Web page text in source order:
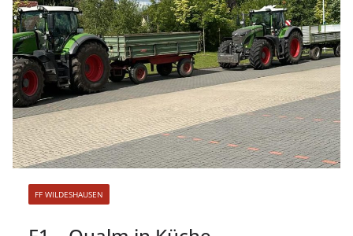
FF WILDESHAUSEN